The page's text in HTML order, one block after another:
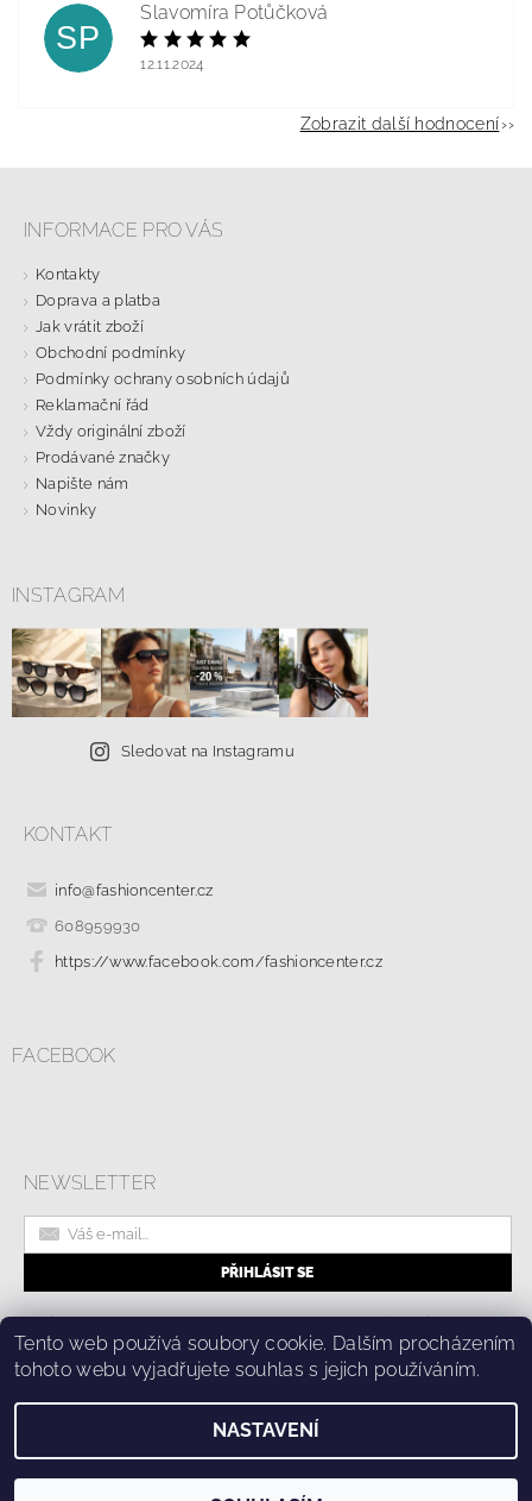
SP
Slavomíra Potůčková
12.11.2024
Zobrazit další hodnocení
INFORMACE PRO VÁS
Kontakty
Doprava a platba
Jak vrátit zboží
Obchodní podmínky
Podmínky ochrany osobních údajů
Reklamační řád
Vždy originální zboží
Prodávané značky
Napište nám
Novinky
INSTAGRAM
Sledovat na Instagramu
KONTAKT
info@fashioncenter.cz
608959930
https://www.facebook.com/fashioncenter.cz
FACEBOOK
NEWSLETTER
|
| Ochrana osobních údajů a cookies
2026 © Fashion Center, všechna práva vyhrazena
Tento web používá soubory cookie. Dalším procházením
tohoto webu vyjadřujete souhlas s jejich používáním.
NASTAVENÍ